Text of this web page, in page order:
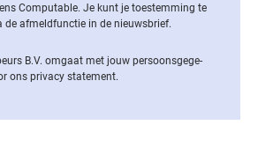
Computable. Je kunt je toestemming te
de af­meld­func­tie in de nieuwsbrief.
B.V. omgaat met jouw per­soons­ge­ge­
ons privacy statement.